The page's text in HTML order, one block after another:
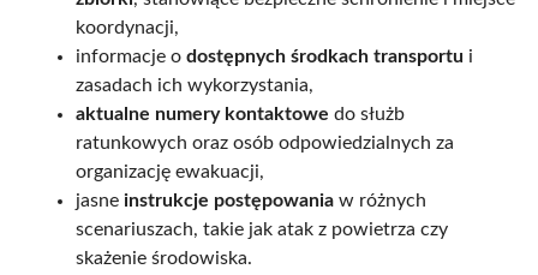
koordynacji,
informacje o dostępnych środkach transportu i
zasadach ich wykorzystania,
aktualne numery kontaktowe do służb
ratunkowych oraz osób odpowiedzialnych za
organizację ewakuacji,
jasne instrukcje postępowania w różnych
scenariuszach, takie jak atak z powietrza czy
skażenie środowiska.